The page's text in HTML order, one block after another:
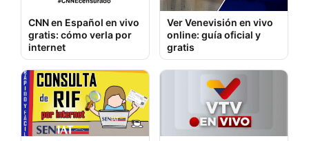
CNN en Español en vivo
gratis: cómo verla por
internet
Ver Venevisión en vivo
online: guía oficial y
gratis